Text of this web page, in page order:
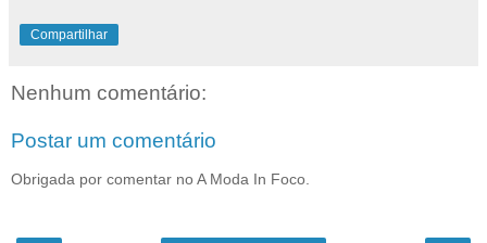
Compartilhar
Nenhum comentário:
Postar um comentário
Obrigada por comentar no A Moda In Foco.